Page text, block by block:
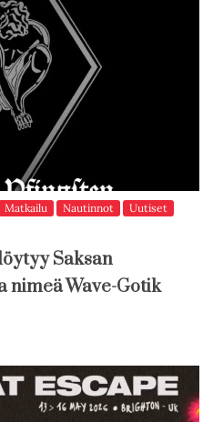
Matkailu Nautinnot
Uutiset
Saksan
nimeä Wave-Gotik